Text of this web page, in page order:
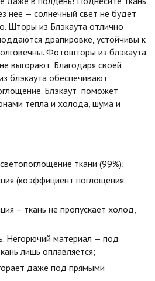
нее — солнечный свет не будет
Шторы из Блэкаута отлично
драпировке, устойчивы к
Фотошторы из блэкаута
выгорают. Благодаря своей
блэкаута обеспечивают
Блэкаут поможет
тепла и холода, шума и
ткани (99%);
(коэффициент поглощения
– ткань не пропускает холод,
Негорючий материал — под
лишь оплавляется;
даже под прямыми